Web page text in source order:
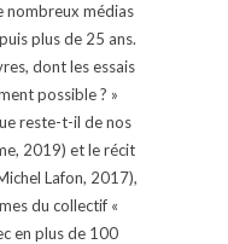
nombreux médias
plus de 25 ans.
dont les essais
possible ? »
reste-t-il de nos
2019) et le récit
Lafon, 2017),
du collectif «
en plus de 100